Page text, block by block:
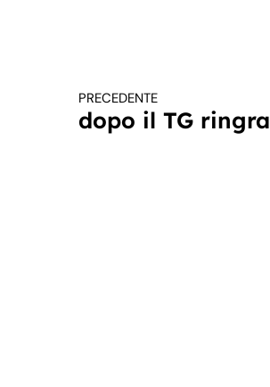
Continua a leggere
PRECEDENTE
dopo il TG